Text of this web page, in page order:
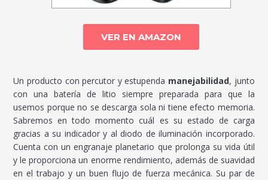
VER EN AMAZON
Un producto con percutor y estupenda manejabilidad, junto
con una batería de litio siempre preparada para que la
usemos porque no se descarga sola ni tiene efecto memoria.
Sabremos en todo momento cuál es su estado de carga
gracias a su indicador y al diodo de iluminación incorporado.
Cuenta con un engranaje planetario que prolonga su vida útil
y le proporciona un enorme rendimiento, además de suavidad
en el trabajo y un buen flujo de fuerza mecánica. Su par de